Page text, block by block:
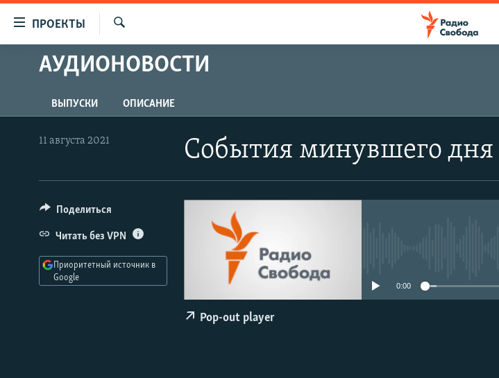
упрощенного
доступа
Вернуться
к
основному
главной
Вернутся
ПРОЕКТЫ
ПРОГРАММЫ
АВТОРСКИЕ ПРОЕКТЫ
ЦИТАТЫ СВОБОДЫ
IDEL.РЕАЛИИ
КАВКАЗ.РЕАЛИИ
СЕВЕР.РЕАЛИИ
СИБИРЬ.РЕАЛИИ
АУДИОНОВОСТИ
ВЫПУСКИ ОПИСАНИЕ
События минувшего дня
11 августа 2021
0:00
Pop-out player
Поделиться
Читать без VPN
Приоритетный источник в
Google